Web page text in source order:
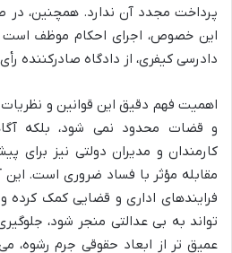
پرداخت مجدد آن ندارد. همچنین،
دادرسی کیفری، از دادگاه صادرکننده
اهمیت فهم دقیق این قوانین و نظریات
و قضات محدود نمی شود، بلکه
کارمندان و مدیران دولتی نیز برای
مقابله مؤثر با فساد ضروری است.
فرایندهای اداری و قضایی کمک کرده
تواند به بی عدالتی منجر شود،
عمیق تر از ابعاد حقوقی جرم رشوه،